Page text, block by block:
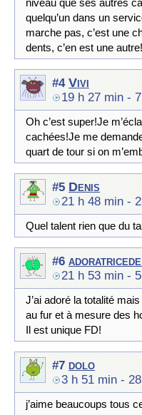
quelqu’un dans un
marche pas, c’est une
dents, c’en est une
#4 Vivi
19 h 27 min -
Oh c’est super!Je
cachées!Je me
quart de tour si on
#5 Denis
21 h 48 min -
Quel talent rien que du
#6
21 h 53 min -
J’ai adoré la totalité
au fur et à mesure des
Il est unique FD!
#7 dolo
3 h 51 min -
j’aime beaucoups tous